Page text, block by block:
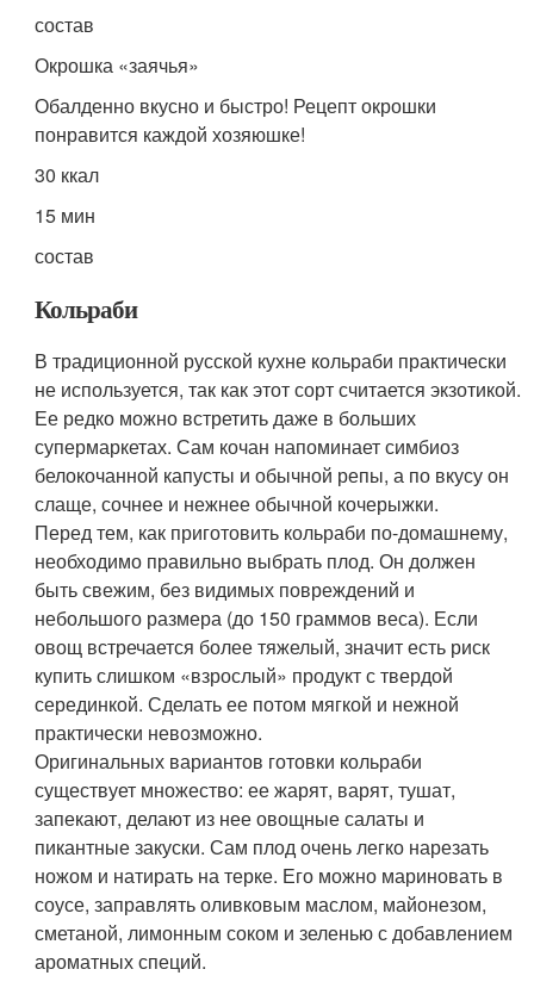
состав
Окрошка «заячья»
Обалденно вкусно и быстро! Рецепт окрошки
понравится каждой хозяюшке!
30 ккал
15 мин
состав
Кольраби
В традиционной русской кухне кольраби практически
не используется, так как этот сорт считается экзотикой.
Ее редко можно встретить даже в больших
супермаркетах. Сам кочан напоминает симбиоз
белокочанной капусты и обычной репы, а по вкусу он
слаще, сочнее и нежнее обычной кочерыжки.
Перед тем, как приготовить кольраби по-домашнему,
необходимо правильно выбрать плод. Он должен
быть свежим, без видимых повреждений и
небольшого размера (до 150 граммов веса). Если
овощ встречается более тяжелый, значит есть риск
купить слишком «взрослый» продукт с твердой
серединкой. Сделать ее потом мягкой и нежной
практически невозможно.
Оригинальных вариантов готовки кольраби
существует множество: ее жарят, варят, тушат,
запекают, делают из нее овощные салаты и
пикантные закуски. Сам плод очень легко нарезать
ножом и натирать на терке. Его можно мариновать в
соусе, заправлять оливковым маслом, майонезом,
сметаной, лимонным соком и зеленью с добавлением
ароматных специй.